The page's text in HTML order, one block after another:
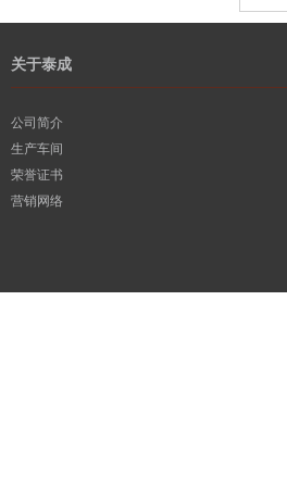
关于泰成
公司简介
生产车间
荣誉证书
营销网络